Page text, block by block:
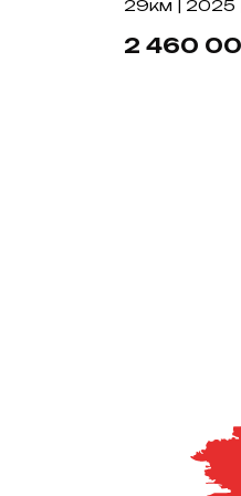
29км | 2025
2 460